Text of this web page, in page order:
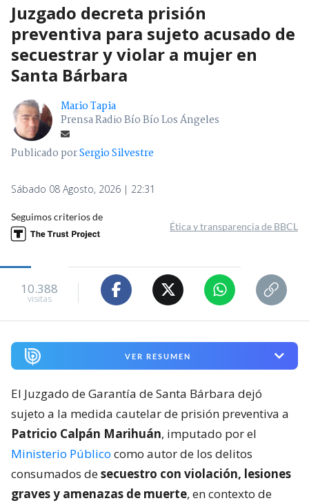
Juzgado decreta prisión
preventiva para sujeto acusado de
secuestrar y violar a mujer en
Santa Bárbara
Mario Tapia
Prensa Radio Bío Bío Los Ángeles
Publicado porSergio Silvestre
Sábado 08 Agosto, 2026 | 22:31
Seguimos criterios de
Ética y transparencia de BBCL
10.388
visitas
VER RESUMEN
El Juzgado de Garantía de Santa Bárbara dejó
sujeto a la medida cautelar de prisión preventiva a
Patricio Calpán Marihuán, imputado por el
Ministerio Público como autor de los delitos
consumados desecuestro con violación, lesiones
graves y amenazas de muerte, en contexto de